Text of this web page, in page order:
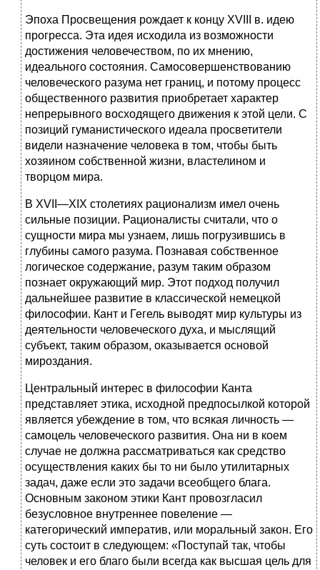
Эпоха Просвещения рождает к концу XVIII в. идею
прогресса. Эта идея исходила из возможности
достижения человечеством, по их мнению,
идеального состояния. Самосовершенствованию
человеческого разума нет границ, и потому процесс
общественного развития приобретает характер
непрерывного восходящего движения к этой цели. С
позиций гуманистического идеала просветители
видели назначение человека в том, чтобы быть
хозяином собственной жизни, властелином и
творцом мира.
В XVII—XIX столетиях рационализм имел очень
сильные позиции. Рационалисты считали, что о
сущности мира мы узнаем, лишь погрузившись в
глубины самого разума. Познавая собственное
логическое содержание, разум таким образом
познает окружающий мир. Этот подход получил
дальнейшее развитие в классической немецкой
философии. Кант и Гегель выводят мир культуры из
деятельности человеческого духа, и мыслящий
субъект, таким образом, оказывается основой
мироздания.
Центральный интерес в философии Канта
представляет этика, исходной предпосылкой которой
является убеждение в том, что всякая личность —
самоцель человеческого развития. Она ни в коем
случае не должна рассматриваться как средство
осуществления каких бы то ни было утилитарных
задач, даже если это задачи всеобщего блага.
Основным законом этики Кант провозгласил
безусловное внутреннее повеление —
категорический императив, или моральный закон. Его
суть состоит в следующем: «Поступай так, чтобы
человек и его благо были всегда как высшая цель для